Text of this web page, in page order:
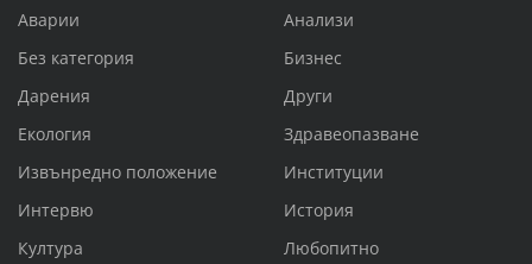
Аварии
Анализи
Без категория
Бизнес
Дарения
Други
Екология
Здравеопазване
Извънредно положение
Институции
Интервю
История
Култура
Любопитно